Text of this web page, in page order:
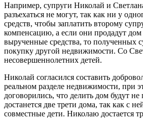
Например, супруги Николай и
разъехаться не могут, так как ни у
средств, чтобы заплатить второму
компенсацию, а если они продадут дом
вырученные средства, то полученных
покупку другой недвижимости. Со
несовершеннолетних детей.
Николай согласился составить
реальном разделе недвижимости, при
договорились, что делить дом будут
достанется две трети дома, так как с
совместные дети. Николаю достается